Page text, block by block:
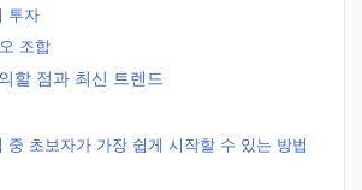
투자
조합
할 점과 최신 트렌드
중 초보자가 가장 쉽게 시작할 수 있는 방법